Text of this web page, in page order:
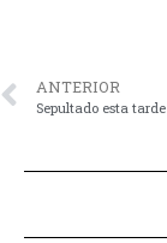
ANTERIOR